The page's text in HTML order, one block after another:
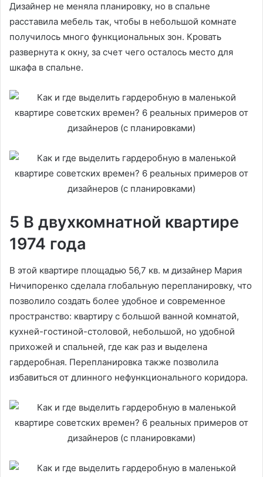
Дизайнер не меняла планировку, но в спальне
расставила мебель так, чтобы в небольшой комнате
получилось много функциональных зон. Кровать
развернута к окну, за счет чего осталось место для
шкафа в спальне.
5 В двухкомнатной квартире
1974 года
В этой квартире площадью 56,7 кв. м дизайнер Мария
Ничипоренко сделала глобальную перепланировку, что
позволило создать более удобное и современное
пространство: квартиру с большой ванной комнатой,
кухней-гостиной-столовой, небольшой, но удобной
прихожей и спальней, где как раз и выделена
гардеробная. Перепланировка также позволила
избавиться от длинного нефункционального коридора.